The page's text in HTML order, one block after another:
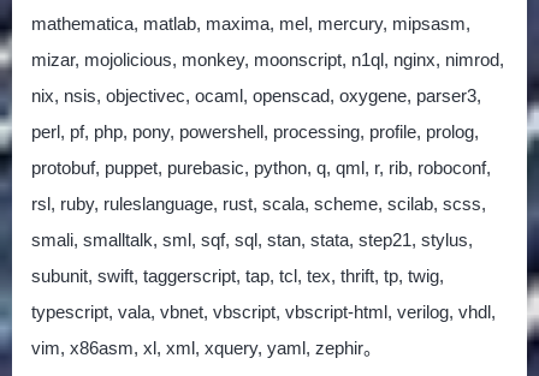
mathematica, matlab, maxima, mel, mercury, mipsasm,
mizar, mojolicious, monkey, moonscript, n1ql, nginx, nimrod,
nix, nsis, objectivec, ocaml, openscad, oxygene, parser3,
perl, pf, php, pony, powershell, processing, profile, prolog,
protobuf, puppet, purebasic, python, q, qml, r, rib, roboconf,
rsl, ruby, ruleslanguage, rust, scala, scheme, scilab, scss,
smali, smalltalk, sml, sqf, sql, stan, stata, step21, stylus,
subunit, swift, taggerscript, tap, tcl, tex, thrift, tp, twig,
typescript, vala, vbnet, vbscript, vbscript-html, verilog, vhdl,
vim, x86asm, xl, xml, xquery, yaml, zephir。